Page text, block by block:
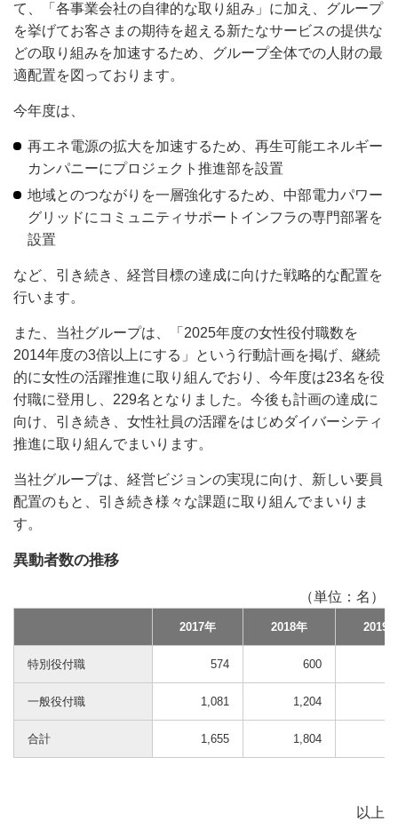
て、「各事業会社の自律的な取り組み」に加え、グループ
を挙げてお客さまの期待を超える新たなサービスの提供な
どの取り組みを加速するため、グループ全体での人財の最
適配置を図っております。
今年度は、
再エネ電源の拡大を加速するため、再生可能エネルギー
カンパニーにプロジェクト推進部を設置
地域とのつながりを一層強化するため、中部電力パワー
グリッドにコミュニティサポートインフラの専門部署を
設置
など、引き続き、経営目標の達成に向けた戦略的な配置を
行います。
また、当社グループは、「2025年度の女性役付職数を
2014年度の3倍以上にする」という行動計画を掲げ、継続
的に女性の活躍推進に取り組んでおり、今年度は23名を役
付職に登用し、229名となりました。今後も計画の達成に
向け、引き続き、女性社員の活躍をはじめダイバーシティ
推進に取り組んでまいります。
当社グループは、経営ビジョンの実現に向け、新しい要員
配置のもと、引き続き様々な課題に取り組んでまいりま
す。
異動者数の推移
（単位：名）
2017年 2018年 2019
特別役付職 574 600
一般役付職 1,081 1,204
合計 1,655 1,804
以上